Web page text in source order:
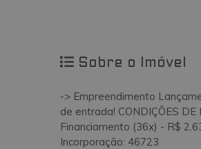
Sobre o Imóvel
-> Empreendimento
de entrada! CONDIÇÕES
Financiamento (36x) - R$
Incorporação: 46723